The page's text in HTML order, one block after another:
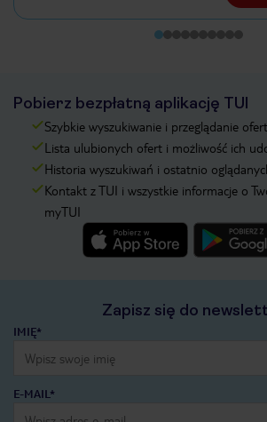
Pobierz bezpłatną aplikację TUI
Szybkie wyszukiwanie i przeglądanie ofert
Lista ulubionych ofert i możliwość ich
Historia wyszukiwań i ostatnio
Kontakt z TUI i wszystkie informacje o
myTUI
Zapisz się do
IMIĘ*
E-MAIL*